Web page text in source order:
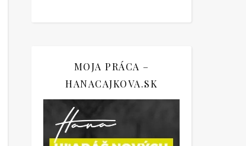
MOJA PRÁCA –
HANACAJKOVA.SK